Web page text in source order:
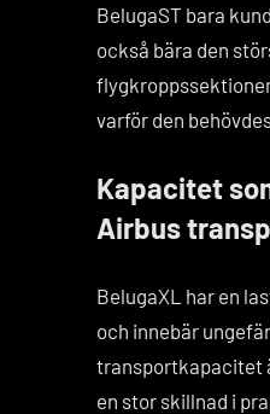
BelugaST bara
också bära den
varför den
Kapacitet
Airbus
BelugaXL har en
och innebär
transportkapacitet
en stor skillnad i